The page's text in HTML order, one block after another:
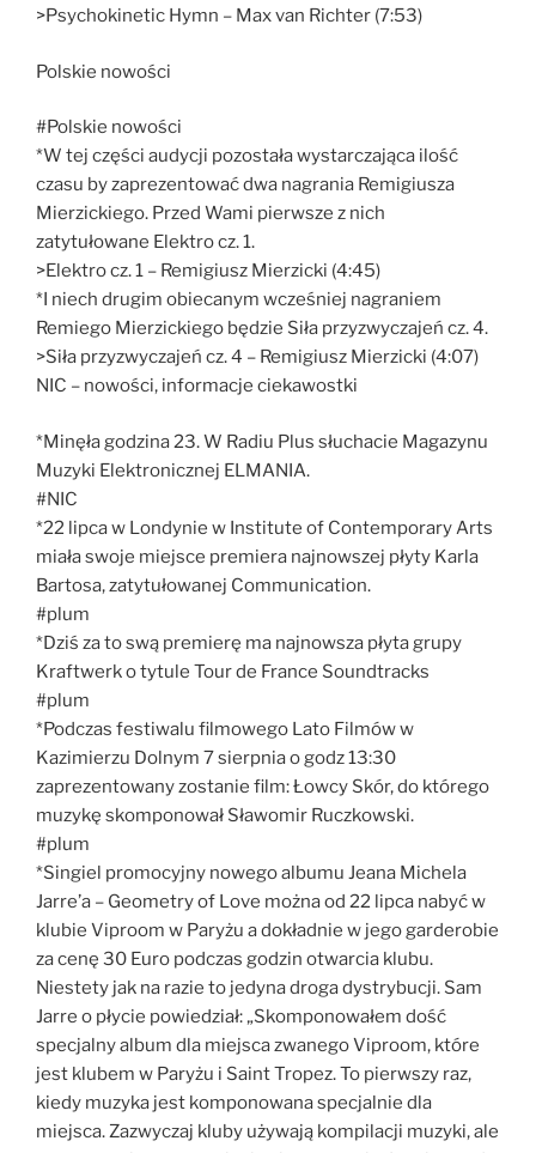
>Psychokinetic Hymn – Max van Richter (7:53)
Polskie nowości
#Polskie nowości
*W tej części audycji pozostała wystarczająca ilość
czasu by zaprezentować dwa nagrania Remigiusza
Mierzickiego. Przed Wami pierwsze z nich
zatytułowane Elektro cz. 1.
>Elektro cz. 1 – Remigiusz Mierzicki (4:45)
*I niech drugim obiecanym wcześniej nagraniem
Remiego Mierzickiego będzie Siła przyzwyczajeń cz. 4.
>Siła przyzwyczajeń cz. 4 – Remigiusz Mierzicki (4:07)
NIC – nowości, informacje ciekawostki
*Minęła godzina 23. W Radiu Plus słuchacie Magazynu
Muzyki Elektronicznej ELMANIA.
#NIC
*22 lipca w Londynie w Institute of Contemporary Arts
miała swoje miejsce premiera najnowszej płyty Karla
Bartosa, zatytułowanej Communication.
#plum
*Dziś za to swą premierę ma najnowsza płyta grupy
Kraftwerk o tytule Tour de France Soundtracks
#plum
*Podczas festiwalu filmowego Lato Filmów w
Kazimierzu Dolnym 7 sierpnia o godz 13:30
zaprezentowany zostanie film: Łowcy Skór, do którego
muzykę skomponował Sławomir Ruczkowski.
#plum
*Singiel promocyjny nowego albumu Jeana Michela
Jarre’a – Geometry of Love można od 22 lipca nabyć w
klubie Viproom w Paryżu a dokładnie w jego garderobie
za cenę 30 Euro podczas godzin otwarcia klubu.
Niestety jak na razie to jedyna droga dystrybucji. Sam
Jarre o płycie powiedział: „Skomponowałem dość
specjalny album dla miejsca zwanego Viproom, które
jest klubem w Paryżu i Saint Tropez. To pierwszy raz,
kiedy muzyka jest komponowana specjalnie dla
miejsca. Zazwyczaj kluby używają kompilacji muzyki, ale